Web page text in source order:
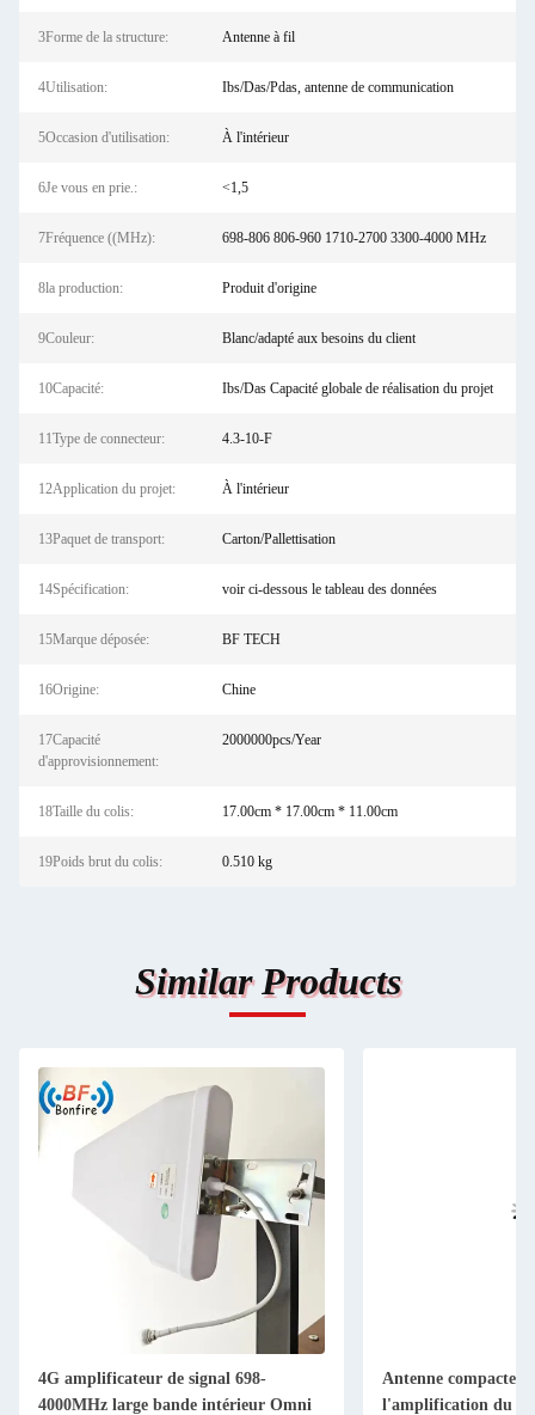
3Forme de la structure: Antenne à fil
4Utilisation: Ibs/Das/Pdas, antenne de communication
5Occasion d'utilisation: À l'intérieur
6Je vous en prie.: <1,5
7Fréquence ((MHz): 698-806 806-960 1710-2700 3300-4000 MHz
8la production: Produit d'origine
9Couleur: Blanc/adapté aux besoins du client
10Capacité: Ibs/Das Capacité globale de réalisation du projet
11Type de connecteur: 4.3-10-F
12Application du projet: À l'intérieur
13Paquet de transport: Carton/Pallettisation
14Spécification: voir ci-dessous le tableau des données
15Marque déposée: BF TECH
16Origine: Chine
17Capacité
d'approvisionnement:
2000000pcs/Year
18Taille du colis: 17.00cm * 17.00cm * 11.00cm
19Poids brut du colis: 0.510 kg
Similar Products
4G amplificateur de signal 698-
4000MHz large bande intérieur Omni
Antenne compacte
l'amplification du